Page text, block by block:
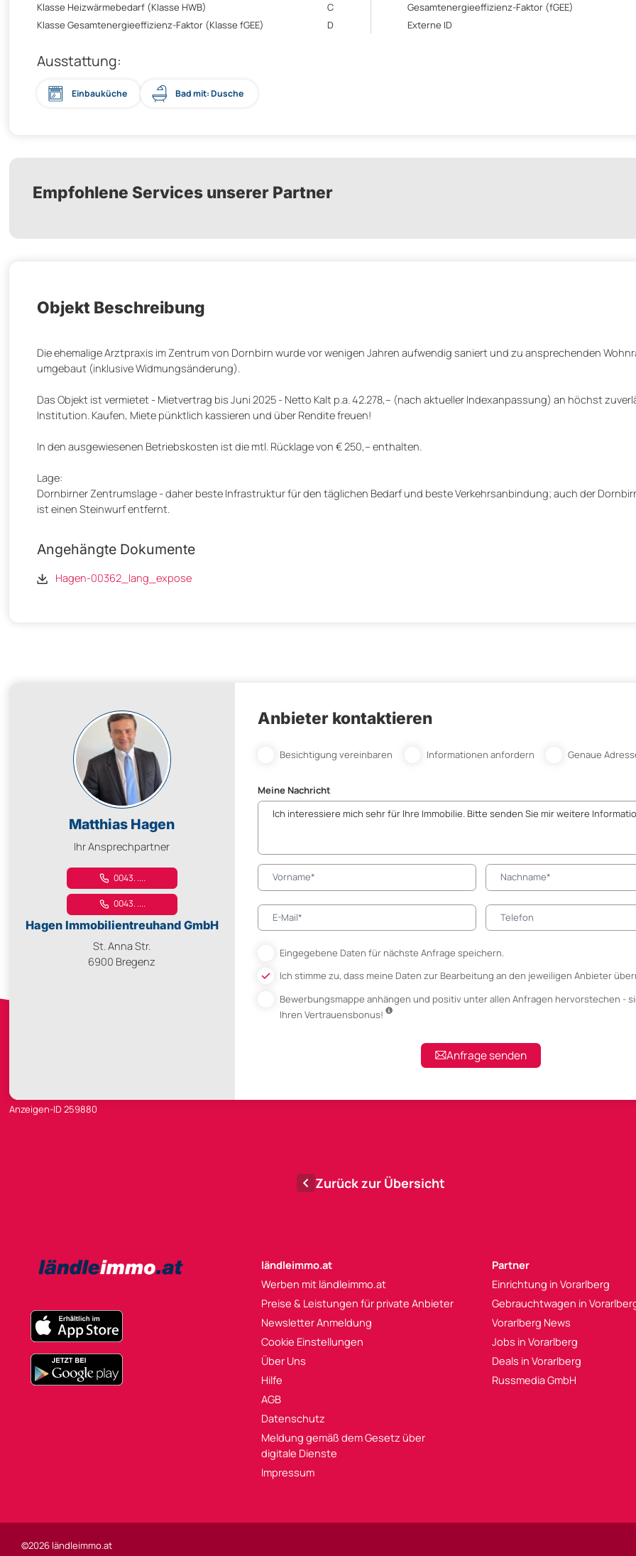
Klasse Heizwärmebedarf (Klasse HWB)
C
Gesamtenergieeffizienz-Faktor (fGEE)
Klasse Gesamtenergieeffizienz-Faktor (Klasse fGEE)
D Externe ID
Ausstattung:
Einbauküche Bad mit: Dusche
Empfohlene Services unserer Partner
Objekt Beschreibung
Die ehemalige Arztpraxis im Zentrum von Dornbirn wurde vor wenigen Jahren aufwendig saniert und zu ansprechenden
umgebaut (inklusive Widmungsänderung).
Das Objekt ist vermietet - Mietvertrag bis Juni 2025 - Netto Kalt p.a. 42.278,-- (nach aktueller Indexanpassung) an höchst
Institution. Kaufen, Miete pünktlich kassieren und über Rendite freuen!
In den ausgewiesenen Betriebskosten ist die mtl. Rücklage von € 250,-- enthalten.
Lage:
Dornbirner Zentrumslage - daher beste Infrastruktur für den täglichen Bedarf und beste Verkehrsanbindung; auch der
ist einen Steinwurf entfernt.
Angehängte Dokumente
Hagen-00362_lang_expose
Matthias Hagen
Ihr Ansprechpartner
0043. ....
0043. ....
Hagen Immobilientreuhand GmbH
St. Anna Str.
6900 Bregenz
Anbieter kontaktieren
Besichtigung vereinbaren Informationen anfordern Genaue
Meine Nachricht
Eingegebene Daten für nächste Anfrage speichern.
Ich stimme zu, dass meine Daten zur Bearbeitung an den jeweiligen Anbieter
Bewerbungsmappe anhängenund positiv unter allen Anfragen hervorstechen -
Ihren Vertrauensbonus!
Anfrage senden
Anzeigen-ID 259880
Zurück zur Übersicht
ländleimmo.at
Werben mit ländleimmo.at
Preise & Leistungen für private Anbieter
Newsletter Anmeldung
Cookie Einstellungen
Über Uns
Hilfe
AGB
Datenschutz
Meldung gemäß dem Gesetz über
digitale Dienste
Impressum
Partner
Einrichtung in Vorarlberg
Gebrauchtwagen in
Vorarlberg News
Jobs in Vorarlberg
Deals in Vorarlberg
Russmedia GmbH
©2026 ländleimmo.at